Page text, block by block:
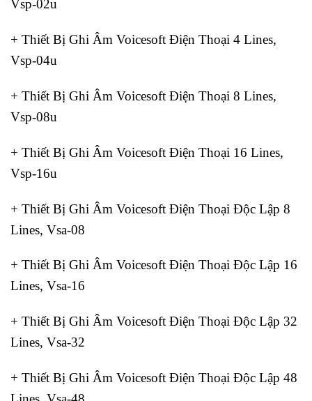
Vsp-02u
+ Thiết Bị Ghi Âm Voicesoft Điện Thoại 4 Lines,
Vsp-04u
+ Thiết Bị Ghi Âm Voicesoft Điện Thoại 8 Lines,
Vsp-08u
+ Thiết Bị Ghi Âm Voicesoft Điện Thoại 16 Lines,
Vsp-16u
+ Thiết Bị Ghi Âm Voicesoft Điện Thoại Độc Lập 8
Lines, Vsa-08
+ Thiết Bị Ghi Âm Voicesoft Điện Thoại Độc Lập 16
Lines, Vsa-16
+ Thiết Bị Ghi Âm Voicesoft Điện Thoại Độc Lập 32
Lines, Vsa-32
+ Thiết Bị Ghi Âm Voicesoft Điện Thoại Độc Lập 48